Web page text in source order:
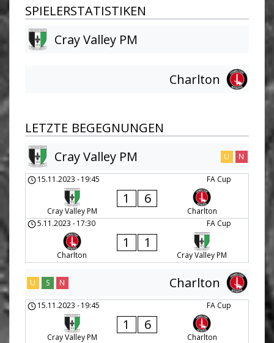
SPIELERSTATISTIKEN
Cray Valley PM
Charlton
LETZTE BEGEGNUNGEN
Cray Valley PM
U N
FA Cup
15.11.2023 -19:45
Cray Valley PM
1 6
Charlton
FA Cup
5.11.2023 -17:30
Charlton
1 1
Cray Valley PM
Charlton
U S N
FA Cup
15.11.2023 -19:45
Cray Valley PM
1 6
Charlton